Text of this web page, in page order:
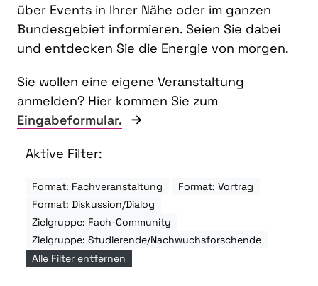
über Events in Ihrer Nähe oder im ganzen
Bundesgebiet informieren. Seien Sie dabei
und entdecken Sie die Energie von morgen.
Sie wollen eine eigene Veranstaltung
anmelden? Hier kommen Sie zum
Eingabeformular.
Aktive Filter:
Format: Fachveranstaltung
Format: Vortrag
Format: Diskussion/Dialog
Zielgruppe: Fach-Community
Zielgruppe: Studierende/Nachwuchsforschende
Alle Filter entfernen